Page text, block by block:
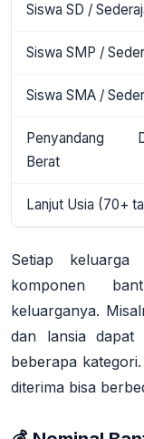
Siswa SD /
Siswa SMP /
Siswa SMA /
Penyandang
Berat
Lanjut Usia (70+
Setiap
komponen
keluarganya.
dan lansia dapat
beberapa
diterima bisa